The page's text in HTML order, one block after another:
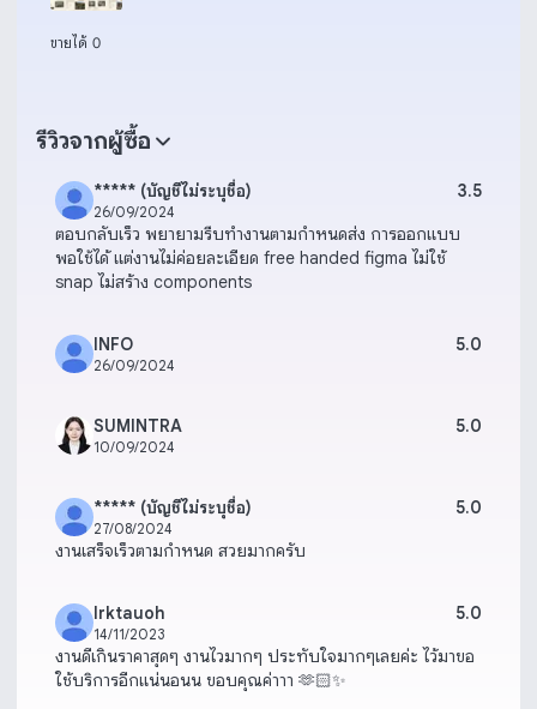
ขายได้ 0
รีวิวจากผู้ซื้อ
***** (บัญชีไม่ระบุชื่อ)
26/09/2024
3.5
ตอบกลับเร็ว พยายามรีบทำงานตามกำหนดส่ง การออกแบบ
พอใช้ได้ แต่งานไม่ค่อยละเอียด free handed figma ไม่ใช้
snap ไม่สร้าง components
INFO
26/09/2024
5.0
SUMINTRA
10/09/2024
5.0
***** (บัญชีไม่ระบุชื่อ)
27/08/2024
5.0
งานเสร็จเร็วตามกำหนด สวยมากครับ
lrktauoh
14/11/2023
5.0
งานดีเกินราคาสุดๆ งานไวมากๆ ประทับใจมากๆเลยค่ะ ไว้มาขอ
ใช้บริการอีกแน่นอนน ขอบคุณค่าาา 🫶🏻✨